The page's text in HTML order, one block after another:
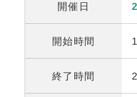
開催日
開始時間
終了時間